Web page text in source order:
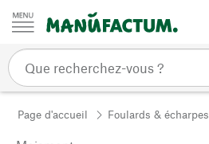
Passer au contenu
Page d'accueil Foulards & écharpes